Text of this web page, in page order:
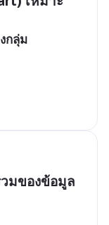
กลุ่ม
มของข้อมูล